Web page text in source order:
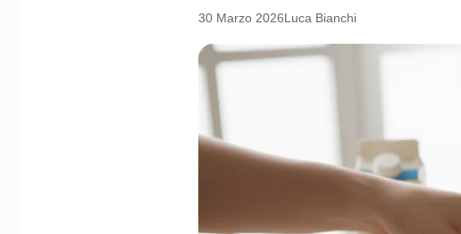
30 Marzo 2026Luca Bianchi